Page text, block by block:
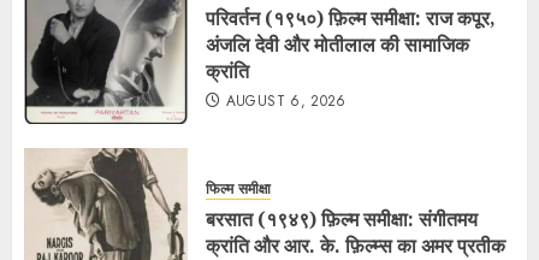
परिवर्तन (१९५०) फ़िल्म समीक्षा: राज कपूर,
अंजलि देवी और मोतीलाल की सामाजिक
क्रांति
AUGUST 6, 2026
फिल्म समीक्षा
बरसात (१९४९) फ़िल्म समीक्षा: संगीतमय
क्रांति और आर. के. फ़िल्म्स का अमर प्रतीक